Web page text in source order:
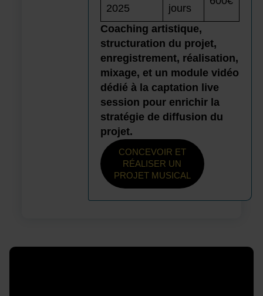
2025 jours
Coaching artistique,
structuration du projet,
enregistrement, réalisation,
mixage, et un module vidéo
dédié à la captation live
session pour enrichir la
stratégie de diffusion du
projet.
CONCEVOIR ET
RÉALISER UN
PROJET MUSICAL